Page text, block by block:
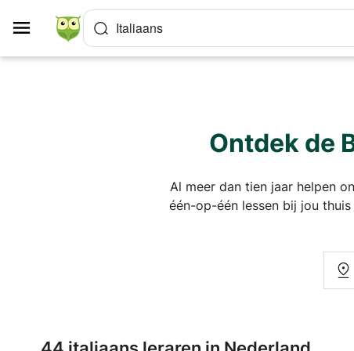
Italiaans
Ontdek de
Al meer dan tien jaar helpen
één-op-één lessen bij jou